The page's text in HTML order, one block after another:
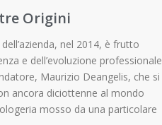
Origini
nel 2014, è frutto
e dell’evoluzione professionale
Maurizio Deangelis, che si
ancora diciottenne al mondo
mosso da una particolare